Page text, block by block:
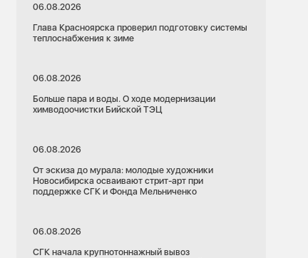
06.08.2026
Глава Красноярска проверил подготовку системы
теплоснабжения к зиме
06.08.2026
Больше пара и воды. О ходе модернизации
химводоочистки Бийской ТЭЦ
06.08.2026
От эскиза до мурала: молодые художники
Новосибирска осваивают стрит-арт при
поддержке СГК и Фонда Мельниченко
06.08.2026
СГК начала крупнотоннажный вывоз